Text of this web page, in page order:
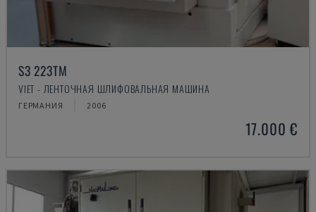
S3 223TM
VIET - ЛЕНТОЧНАЯ ШЛИФОВАЛЬНАЯ МАШИНА
ГЕРМАНИЯ 2006
17.000 €